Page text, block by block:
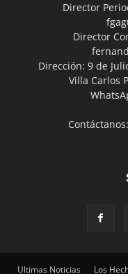
Director
Director
Dirección: 9 de
Villa Carlos
Contáctanos:
Ultimas Noticias Los